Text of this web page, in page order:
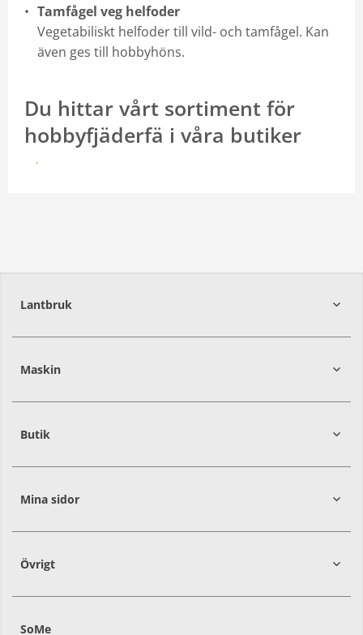
Tamfågel veg helfoder
Vegetabiliskt helfoder till vild- och tamfågel. Kan
även ges till hobbyhöns.
Du hittar vårt sortiment för
hobbyfjäderfä i våra butiker
Här finns vi
Lantbruk
39239
Maskin
27430
Butik
Mina sidor
Övrigt
SoMe